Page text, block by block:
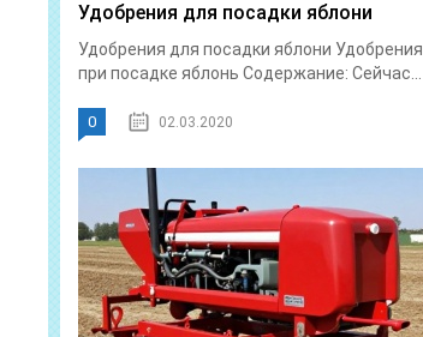
Удобрения для посадки яблони
Удобрения для посадки яблони Удобрения
при посадке яблонь Содержание: Сейчас...
0 02.03.2020